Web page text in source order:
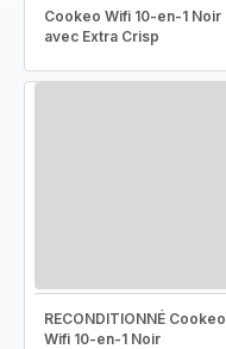
Cookeo Wifi 10-en-1 Noir
avec Extra Crisp
RECONDITIONNÉ Cookeo
Wifi 10-en-1 Noir